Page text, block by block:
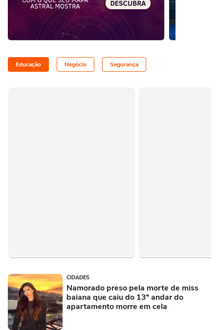
Educação Negócio Segurança
CIDADES
Namorado preso pela morte de miss
baiana que caiu do 13º andar do
apartamento morre em cela